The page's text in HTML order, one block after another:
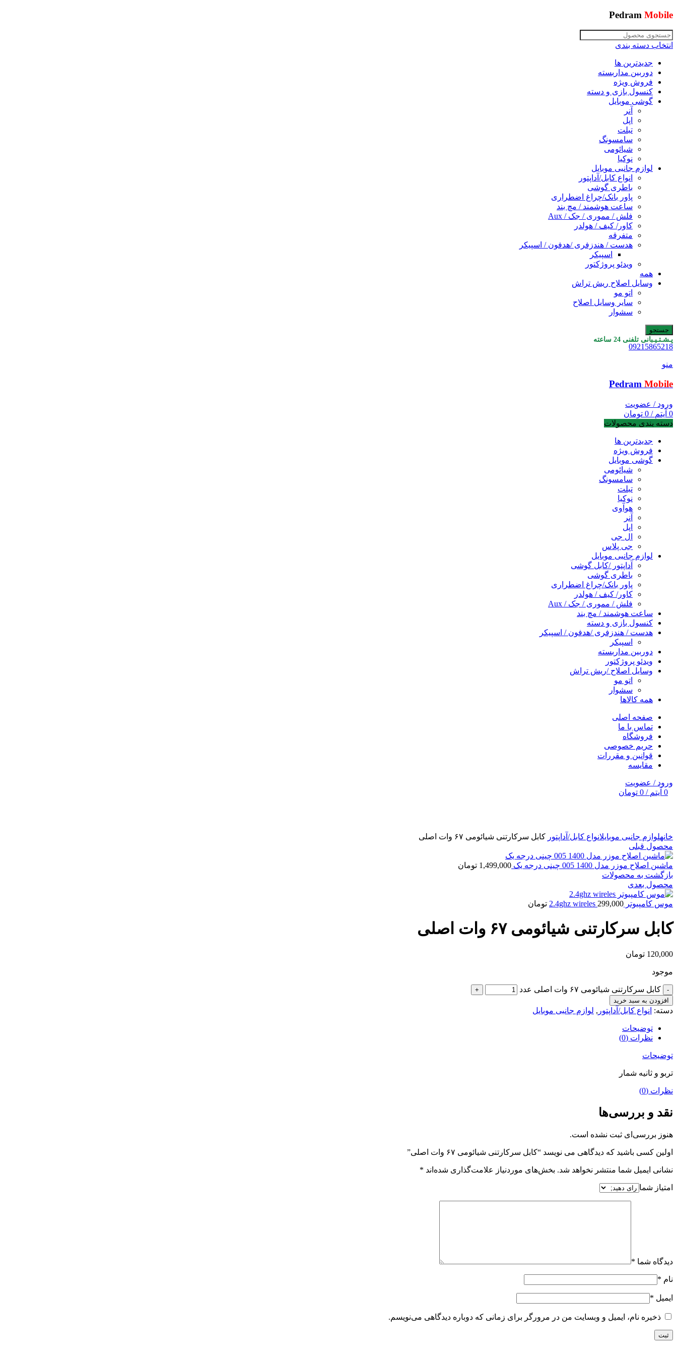
Pedram Mobile
انتخاب دسته بندی
جدیدترین ها
دوربین مداربسته
فروش ویژه
کنسول بازی و دسته
گوشی موبایل
آنر
اپل
تبلت
سامسونگ
شیائومی
نوکیا
لوازم جانبی موبایل
انواع کابل/آداپتور
باطری گوشی
پاور بانک/چراغ اضطراری
ساعت هوشمند / مچ بند
فلش / مموری / جک / Aux
کاور/ کیف / هولدر
متفرقه
هدست / هندزفری /هدفون / اسپیکر
اسپیکر
ویدئو پروژکتور
همه
وسایل اصلاح ریش تراش
اتو مو
سایر وسایل اصلاح
سشوار
جستجو
پـشـتـیـبانی تلفنی 24 ساعته
09215865218
منو
Pedram Mobile
ورود / عضویت
0 آیتم /
0 تومان
دسته بندی محصولات
جدیدترین ها
فروش ویژه
گوشی موبایل
شیائومی
سامسونگ
تبلت
نوکیا
هوآوی
آنر
اپل
ال جی
جی پلاس
لوازم جانبی موبایل
آداپتور /کابل گوشی
باطری گوشی
پاور بانک/چراغ اضطراری
کاور/ کیف / هولدر
فلش / مموری / جک / Aux
ساعت هوشمند / مچ بند
کنسول بازی و دسته
هدست / هندزفری /هدفون / اسپیکر
اسپیکر
دوربین مداربسته
ویدئو پروژکتور
وسایل اصلاح /ریش تراش
اتو مو
سشوار
همه کالاها
صفحه اصلی
تماس با ما
فروشگاه
حریم خصوصی
قوانین و مقررات
مقایسه
ورود / عضویت
0 آیتم /
0 تومان
خانهلوازم جانبی موبایلانواع کابل/آداپتور کابل سرکارتنی شیائومی ۶۷ وات اصلی
محصول قبلی
ماشین اصلاح موزر مدل 1400 005 چینی درجه یک 1,499,000 تومان
بازگشت به محصولات
محصول بعدی
موس کامپیوتر 2.4ghz wireles 299,000 تومان
کابل سرکارتنی شیائومی ۶۷ وات اصلی
120,000 تومان
موجود
کابل سرکارتنی شیائومی ۶۷ وات اصلی عدد
افزودن به سبد خرید
دسته: انواع کابل/آداپتور , لوازم جانبی موبایل
توضیحات
نظرات (0)
توضیحات
تربو و ثانیه شمار
نظرات (0)
نقد و بررسی‌ها
هنوز بررسی‌ای ثبت نشده است.
اولین کسی باشید که دیدگاهی می نویسد “کابل سرکارتنی شیائومی ۶۷ وات اصلی”
نشانی ایمیل شما منتشر نخواهد شد. بخش‌های موردنیاز علامت‌گذاری شده‌اند *
امتیاز شما
دیدگاه شما *
نام *
ایمیل *
ذخیره نام، ایمیل و وبسایت من در مرورگر برای زمانی که دوباره دیدگاهی می‌نویسم.